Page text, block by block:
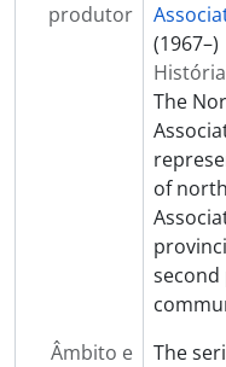
produtor
(1967–)
The
of
second
Âmbito e
The